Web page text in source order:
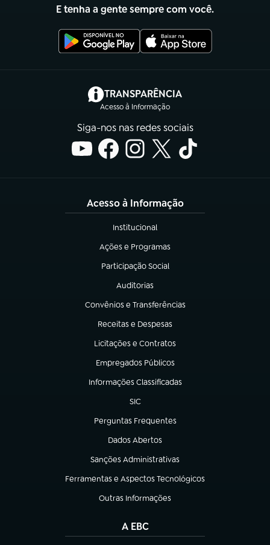
E tenha a gente sempre com você.
TRANSPARÊNCIA
Acesso à Informação
(abre em nova aba)
Siga-nos nas redes sociais
Acesso à Informação
Institucional
(abre em nova aba)
Ações e Programas
(abre em nova aba)
Participação Social
(abre em nova aba)
Auditorias
(abre em nova aba)
Convênios e Transferências
(abre em nova aba)
Receitas e Despesas
(abre em nova aba)
Licitações e Contratos
(abre em nova aba)
Empregados Públicos
(abre em nova aba)
Informações Classificadas
(abre em nova aba)
SIC
(abre em nova aba)
Perguntas Frequentes
(abre em nova aba)
Dados Abertos
(abre em nova aba)
Sanções Administrativas
(abre em nova aba)
Ferramentas e Aspectos Tecnológicos
(abre em nova aba)
Outras Informações
(abre em nova aba)
A EBC